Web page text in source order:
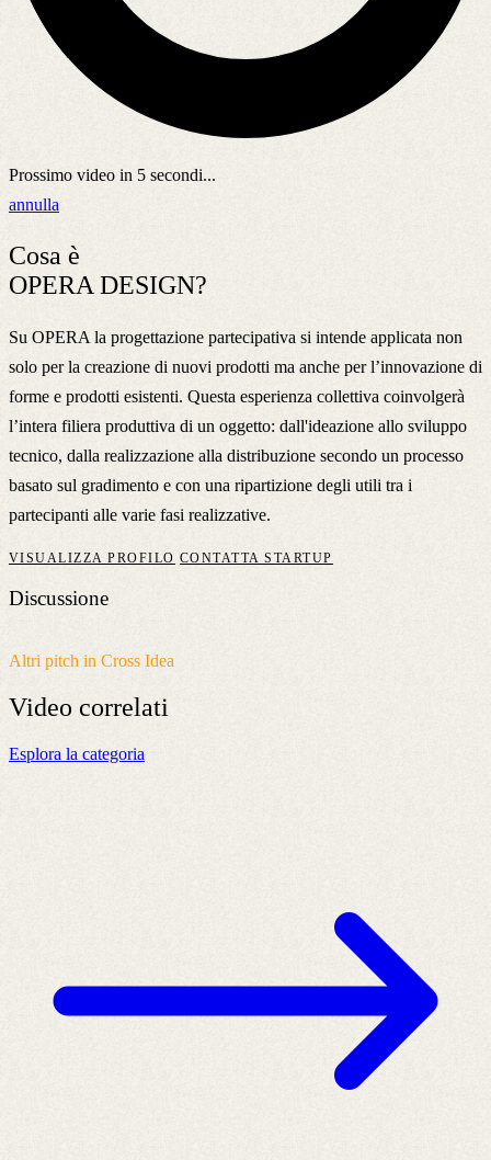
Prossimo video in 5 secondi...
annulla
Cosa è
OPERA DESIGN?
Su OPERA la progettazione partecipativa si intende applicata non
solo per la creazione di nuovi prodotti ma anche per l’innovazione di
forme e prodotti esistenti. Questa esperienza collettiva coinvolgerà
l’intera filiera produttiva di un oggetto: dall'ideazione allo sviluppo
tecnico, dalla realizzazione alla distribuzione secondo un processo
basato sul gradimento e con una ripartizione degli utili tra i
partecipanti alle varie fasi realizzative.
VISUALIZZA PROFILO CONTATTA STARTUP
Discussione
Altri pitch in Cross Idea
Video correlati
Esplora la categoria